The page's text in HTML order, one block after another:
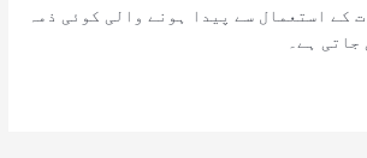
کے استعمال سے پیدا ہونے والی کوئی ذمہ
ہے۔